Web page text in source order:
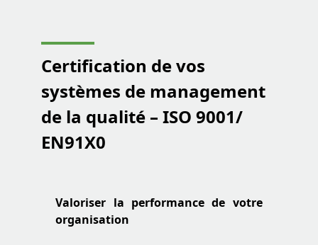
Certification de vos
systèmes de management
de la qualité – ISO 9001/
EN91X0
Valoriser la performance de votre
organisation